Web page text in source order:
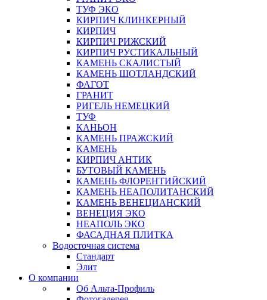
ТУФ ЭКО
КИРПИЧ КЛИНКЕРНЫЙ
КИРПИЧ
КИРПИЧ РИЖСКИЙ
КИРПИЧ РУСТИКАЛЬНЫЙ
КАМЕНЬ СКАЛИСТЫЙ
КАМЕНЬ ШОТЛАНДСКИЙ
ФАГОТ
ГРАНИТ
РИГЕЛЬ НЕМЕЦКИЙ
ТУФ
КАНЬОН
КАМЕНЬ ПРАЖСКИЙ
КАМЕНЬ
КИРПИЧ АНТИК
БУТОВЫЙ КАМЕНЬ
КАМЕНЬ ФЛОРЕНТИЙСКИЙ
КАМЕНЬ НЕАПОЛИТАНСКИЙ
КАМЕНЬ ВЕНЕЦИАНСКИЙ
ВЕНЕЦИЯ ЭКО
НЕАПОЛЬ ЭКО
ФАСАДНАЯ ПЛИТКА
Водосточная система
Стандарт
Элит
О компании
Об Альта-Профиль